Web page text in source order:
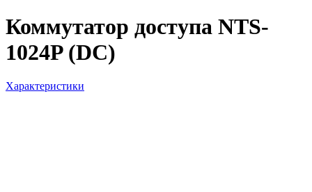
Коммутатор доступа NTS-
1024P (DC)
Характеристики